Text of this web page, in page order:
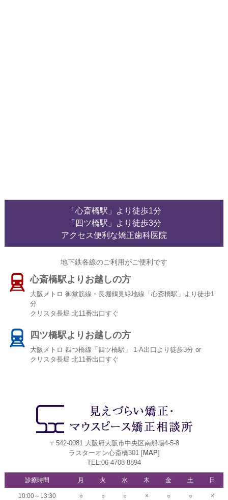
「心斎橋駅」より徒歩1分
「四ツ橋駅」より徒歩3分
アクセス便利な矯正歯科医院
地下鉄各線のご利用がご便利です
心斎橋駅よりお越しの方
大阪メトロ 御堂筋線・長堀鶴見緑地線「心斎橋駅」より徒歩1
分
クリスタ長堀 北11番出口すぐ
四ツ橋駅よりお越しの方
大阪メトロ 四つ橋線「四ツ橋駅」 1-A出口より徒歩3分 or
クリスタ長堀 北11番出口すぐ
〒542-0081 大阪府大阪市中央区南船場4-5-8
ラスターオン心斎橋301 [MAP]
TEL:06-4708-8894
診療時間 月 火 水 木 金 土 日
10:00～13:30 ○ ○ ○ × ○ ○ ×